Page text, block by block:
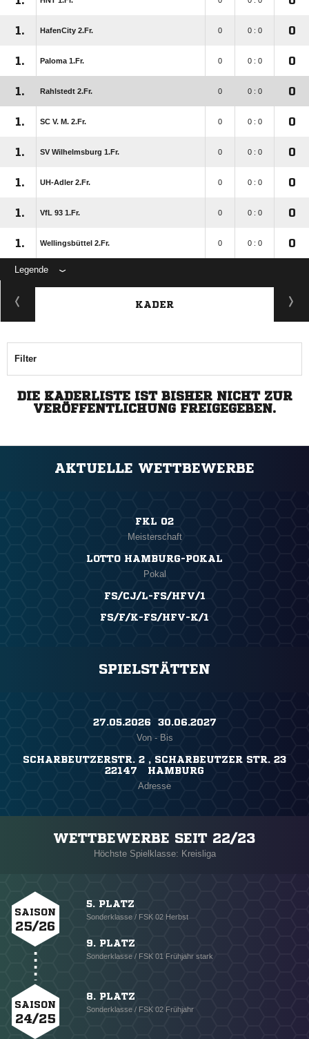
1. HafenCity 2.Fr. 0 0 : 0 0
1. Paloma 1.Fr. 0 0 : 0 0
1. Rahlstedt 2.Fr. 0 0 : 0 0
1. SC V. M. 2.Fr. 0 0 : 0 0
1. SV Wilhelmsburg 1.Fr. 0 0 : 0 0
1. UH-Adler 2.Fr. 0 0 : 0 0
1. VfL 93 1.Fr. 0 0 : 0 0
1. Wellingsbüttel 2.Fr. 0 0 : 0 0
Legende
KADER
Filter
DIE KADERLISTE IST BISHER NICHT ZUR
VERÖFFENTLICHUNG FREIGEGEBEN.
AKTUELLE WETTBEWERBE
FKL 02
Meisterschaft
LOTTO HAMBURG-POKAL
Pokal
FS/CJ/L-FS/HFV/1
FS/F/K-FS/HFV-K/1
SPIELSTÄTTEN
27.05.2026 ​ 30.06.2027
Von - Bis
SCHARBEUTZERSTR. 2 , SCHARBEUTZER STR. 23
22147 HAMBURG
Adresse
WETTBEWERBE SEIT 22/23
Höchste Spielklasse: Kreisliga
SAISON
25/26
5. PLATZ
Sonderklasse / FSK 02 Herbst
9. PLATZ
Sonderklasse / FSK 01 Frühjahr stark
SAISON
24/25
8. PLATZ
Sonderklasse / FSK 02 Frühjahr